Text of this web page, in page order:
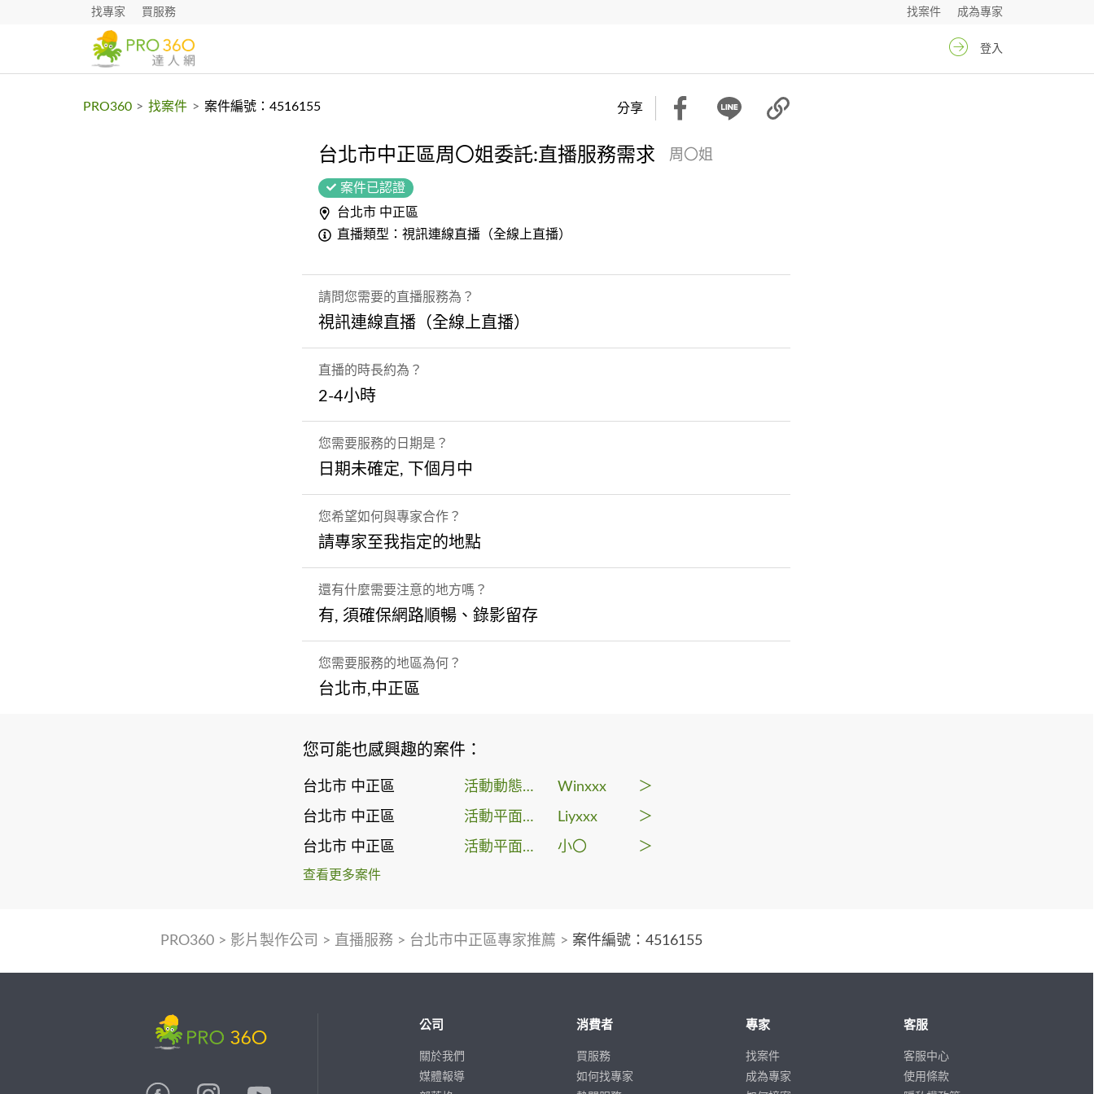
找專家 買服務 成為專家
找案件
登入
PRO360 > 找案件 > 案件編號：4516155 分享
台北市中正區周〇姐委託:直播服務需求 周〇姐
案件已認證
台北市 中正區
直播類型：視訊連線直播（全線上直播）
請問您需要的直播服務為？
視訊連線直播（全線上直播）
直播的時長約為？
2-4小時
您需要服務的日期是？
日期未確定, 下個月中
您希望如何與專家合作？
請專家至我指定的地點
還有什麼需要注意的地方嗎？
有, 須確保網路順暢、錄影留存
您需要服務的地區為何？
台北市,中正區
您可能也感興趣的案件：
台北市 中正區 活動動態錄影 Winxxx ＞
台北市 中正區 活動平面攝影 Liyxxx ＞
台北市 中正區 活動平面攝影 小〇 ＞
查看更多案件
PRO360> 影片製作公司 > 直播服務 > 台北市中正區專家推薦 > 案件編號：4516155
公司
關於我們
媒體報導
消費者
買服務
如何找專家
專家
找案件
成為專家
客服
客服中心
使用條款